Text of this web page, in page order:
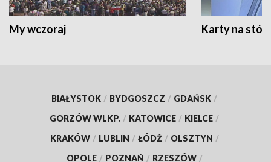
My wczoraj Karty na
BIAŁYSTOK / BYDGOSZCZ / GDAŃSK /
GORZÓW WLKP. / KATOWICE / KIELCE /
KRAKÓW / LUBLIN / ŁÓDŹ / OLSZTYN /
OPOLE / POZNAŃ / RZESZÓW /